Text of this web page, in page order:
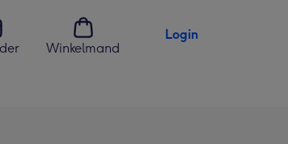
Winkelmand
Login